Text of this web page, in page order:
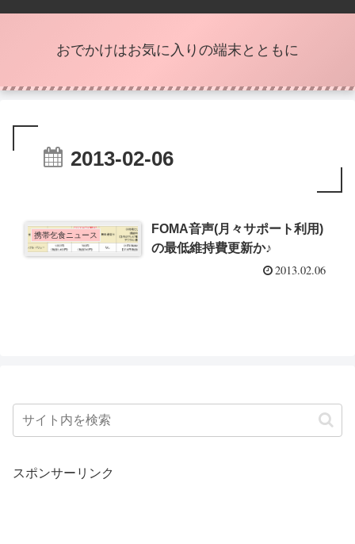
おでかけはお気に入りの端末とともに
2013-02-06
携帯乞食ニュース
FOMA音声(月々サポート利用)
の最低維持費更新か♪
2013.02.06
スポンサーリンク